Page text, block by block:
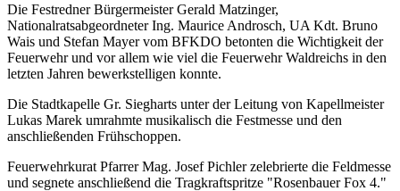
Die Festredner Bürgermeister Gerald Matzinger,
Nationalratsabgeordneter Ing. Maurice Androsch, UA Kdt. Bruno
Wais und Stefan Mayer vom BFKDO betonten die Wichtigkeit der
Feuerwehr und vor allem wie viel die Feuerwehr Waldreichs in den
letzten Jahren bewerkstelligen konnte.
Die Stadtkapelle Gr. Siegharts unter der Leitung von Kapellmeister
Lukas Marek umrahmte musikalisch die Festmesse und den
anschließenden Frühschoppen.
Feuerwehrkurat Pfarrer Mag. Josef Pichler zelebrierte die Feldmesse
und segnete anschließend die Tragkraftspritze "Rosenbauer Fox 4."